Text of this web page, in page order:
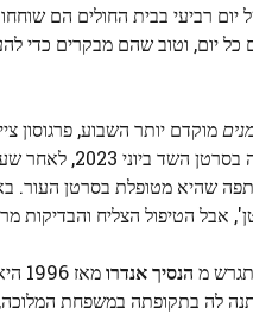
יום רביעי בבית החולים הם
כל יום, וטוב שהם מבקרים כדי
מוקדם יותר השבוע, פרגוסון
שעברה כריתת שד. בינואר 2024, חודשים לפני כן
שהיא מטופלת בסרטן העור.
אבל הטיפול הצליח
מ הנסיך אנדרו
לה בתקופתה במשפחת